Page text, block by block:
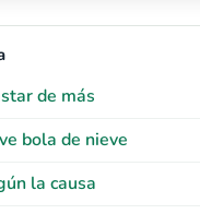
de más
bola de nieve
la causa